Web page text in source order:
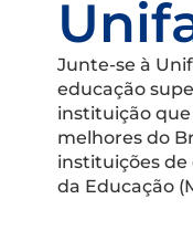
Junte-se à
educação
instituição
melhores do
instituições de
da Educação